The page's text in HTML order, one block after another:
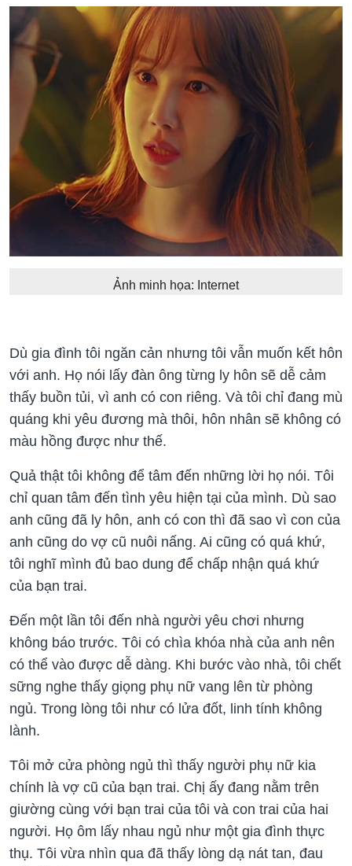
Ảnh minh họa: Internet
Dù gia đình tôi ngăn cản nhưng tôi vẫn muốn kết hôn
với anh. Họ nói lấy đàn ông từng ly hôn sẽ dễ cảm
thấy buồn tủi, vì anh có con riêng. Và tôi chỉ đang mù
quáng khi yêu đương mà thôi, hôn nhân sẽ không có
màu hồng được như thế.
Quả thật tôi không để tâm đến những lời họ nói. Tôi
chỉ quan tâm đến tình yêu hiện tại của mình. Dù sao
anh cũng đã ly hôn, anh có con thì đã sao vì con của
anh cũng do vợ cũ nuôi nấng. Ai cũng có quá khứ,
tôi nghĩ mình đủ bao dung để chấp nhận quá khứ
của bạn trai.
Đến một lần tôi đến nhà người yêu chơi nhưng
không báo trước. Tôi có chìa khóa nhà của anh nên
có thể vào được dễ dàng. Khi bước vào nhà, tôi chết
sững nghe thấy giọng phụ nữ vang lên từ phòng
ngủ. Trong lòng tôi như có lửa đốt, linh tính không
lành.
Tôi mở cửa phòng ngủ thì thấy người phụ nữ kia
chính là vợ cũ của bạn trai. Chị ấy đang nằm trên
giường cùng với bạn trai của tôi và con trai của hai
người. Họ ôm lấy nhau ngủ như một gia đình thực
thụ. Tôi vừa nhìn qua đã thấy lòng dạ nát tan, đau